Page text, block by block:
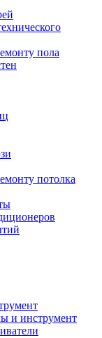
пола
потолка
и инструмент